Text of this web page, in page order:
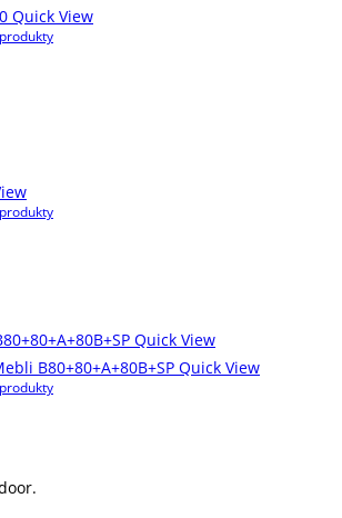
Quick View
Quick View
Quick View